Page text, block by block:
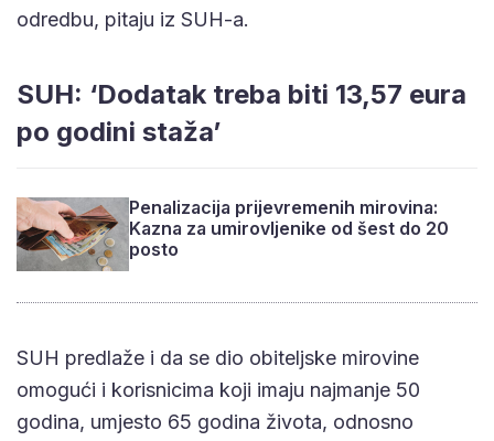
odredbu, pitaju iz SUH-a.
SUH: ‘Dodatak treba biti 13,57 eura
po godini staža’
Penalizacija prijevremenih mirovina:
Kazna za umirovljenike od šest do 20
posto
SUH predlaže i da se dio obiteljske mirovine
omogući i korisnicima koji imaju najmanje 50
godina, umjesto 65 godina života, odnosno